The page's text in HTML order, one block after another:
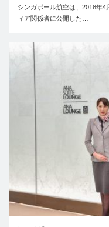
シンガポール航空は、2018年
ィア関係者に公開した…